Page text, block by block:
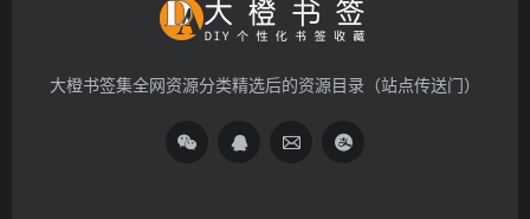
大橙书签集全网资源分类精选后的资源目录（站点传送门）